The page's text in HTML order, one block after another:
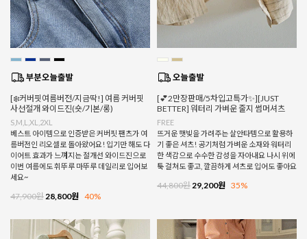
[❄️커버핏여름버전/지금딱!] 여름 커버핏
사선절개 와이드진(숏/기본/롱)
S,M,L,XL,2XL
베스트 아이템으로 인증받은 커버핏 팬츠가 여
름버전인 리오셀로 돌아왔어요! 입기만 해도 다
이어트 효과가 느껴지는 절개선 와이드진으로
이번 여름에도 휘뚜루 마뚜루 데일리로 입어보
세요~
47,900원 28,800원 40%
[💕2만장판매/5차입고특가✨][JUST
BETTER] 워터리 가벼운 줄지 썸머셔츠
FREE
뜨거운 햇빛을 가려주는 살안타템으로 활용하
기 좋은 셔츠! 공기처럼 가벼운 소재와 워터리
한 색감으로 수수한 감성을 자아내요 나시 위에
툭 걸쳐도 좋고, 깔끔하게 셔츠로 입어도 좋아요
44,800원 29,200원 35%